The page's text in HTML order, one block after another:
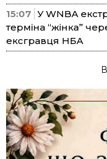
15:07 У WNBA
терміна “жінка”
ексгравця НБА